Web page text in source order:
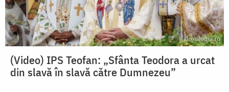
(Video) IPS Teofan: „Sfânta Teodora a urcat
din slavă în slavă către Dumnezeu”